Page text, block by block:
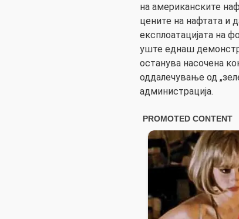
на американските
цените на нафтата и
експлоатацијата на
уште еднаш
останува насочена
оддалечување од
администрација.